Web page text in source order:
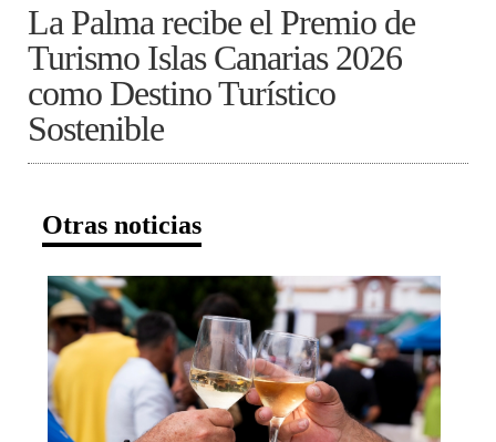
La Palma recibe el Premio de
Turismo Islas Canarias 2026
como Destino Turístico
Sostenible
Otras noticias